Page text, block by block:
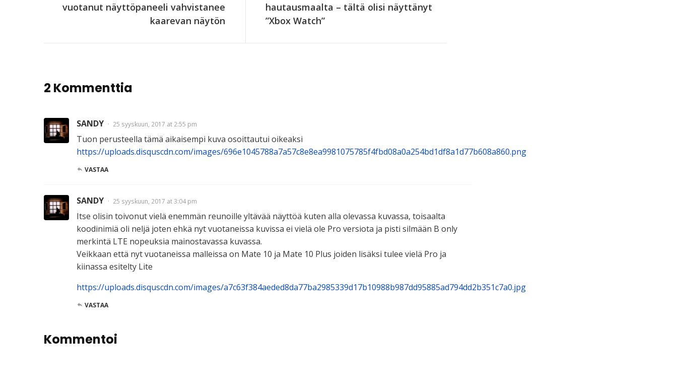
vuotanut näyttöpaneeli vahvistanee
kaarevan näytön
hautausmaalta – tältä olisi näyttänyt
”Xbox Watch”
2 Kommenttia
SANDY 25 syyskuun, 2017 at 2:55 pm
Tuon perusteella tämä aikaisempi kuva osoittautui oikeaksi
https://uploads.disquscdn.com/images/696e1045788a7a57c8e8ea9981075785f4fbd08a0a254bd1df8a1d77b608a860.png
VASTAA
SANDY 25 syyskuun, 2017 at 3:04 pm
Itse olisin toivonut vielä enemmän reunoille yltävää näyttöä kuten alla olevassa kuvassa, toisaalta
koodinimiä oli neljä joten ehkä nyt vuotaneissa kuvissa ei vielä ole Pro versiota ja pisti silmään B only
merkintä LTE nopeuksia mainostavassa kuvassa.
Veikkaan että nyt vuotaneissa malleissa on Mate 10 ja Mate 10 Plus joiden lisäksi tulee vielä Pro ja
kiinassa esitelty Lite
https://uploads.disquscdn.com/images/a7c63f384aeded8da77ba2985339d17b10988b987dd95885ad794dd2b351c7a0.jpg
VASTAA
Kommentoi